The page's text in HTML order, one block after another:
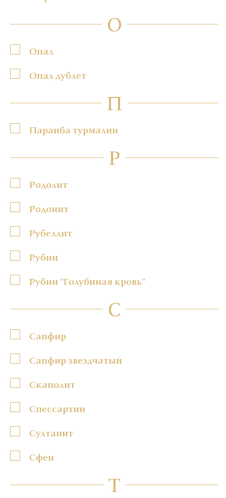
О
Опал
Опал дублет
П
Параиба турмалин
Р
Родолит
Родонит
Рубеллит
Рубин
Рубин "Голубиная кровь"
С
Сапфир
Сапфир звездчатый
Скаполит
Спессартин
Султанит
Сфен
Т